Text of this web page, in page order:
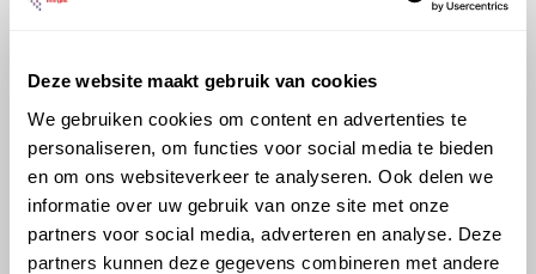
Deze website maakt gebruik van cookies
We gebruiken cookies om content en advertenties te
personaliseren, om functies voor social media te bieden
en om ons websiteverkeer te analyseren. Ook delen we
informatie over uw gebruik van onze site met onze
partners voor social media, adverteren en analyse. Deze
partners kunnen deze gegevens combineren met andere
informatie. Door deze olieaanbevelingsinformatie te
om de vereiste onderhoudswerkzaamheden op een
veilige en verantwoorde manier uit te voeren. Hij/zij
vrijwaart en indemniseert de uitgever enDen Hartog
Energiesvoor enig verlies, letsel, claim en schade
veroorzaakt door een onjuiste interpretatie of een
onjuist gebruik van de gepubliceerde gegevens.